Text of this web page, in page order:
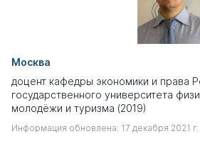
Москва
доцент кафедры экономики и права
государственного университета
молодёжи и туризма (2019)
Информация обновлена: 17 декабря 2021 г.